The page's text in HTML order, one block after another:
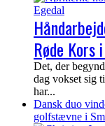
Røde
Det, der
dag vokset sig
har...
Dansk duo
golfstævne i